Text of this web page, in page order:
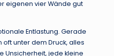
eigenen vier Wände gut
Entlastung. Gerade
unter dem Druck, alles
Unsicherheit, jede kleine